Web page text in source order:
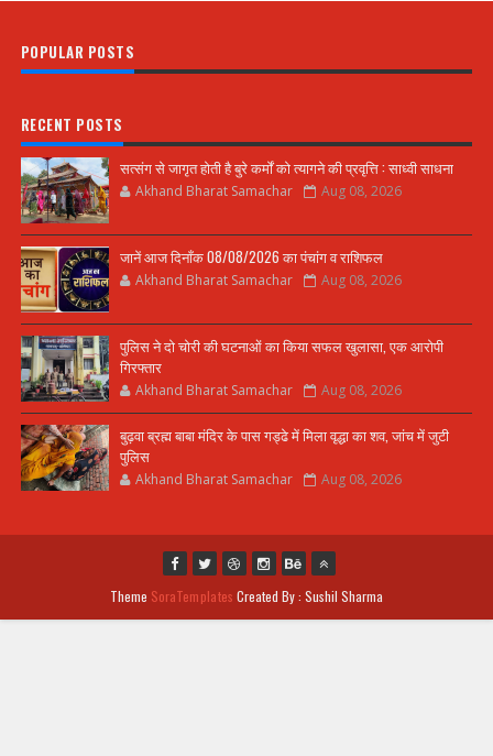
POPULAR POSTS
RECENT POSTS
सत्संग से जागृत होती है बुरे कर्मों को त्यागने की प्रवृत्ति : साध्वी साधना
Akhand Bharat Samachar Aug 08, 2026
जानें आज दिनाँक 08/08/2026 का पंचांग व राशिफल
Akhand Bharat Samachar Aug 08, 2026
पुलिस ने दो चोरी की घटनाओं का किया सफल खुलासा, एक आरोपी
गिरफ्तार
Akhand Bharat Samachar Aug 08, 2026
बुढ़वा ब्रह्म बाबा मंदिर के पास गड्ढे में मिला वृद्धा का शव, जांच में जुटी
पुलिस
Akhand Bharat Samachar Aug 08, 2026
Theme SoraTemplates Created By : Sushil Sharma